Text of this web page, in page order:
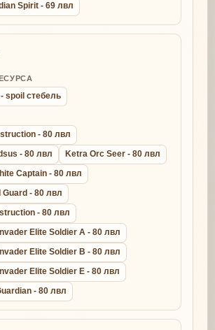
Spirit - 69 лвл
spoil стебель
- 80 лвл
- 80 лвл
Ketra Orc Seer - 80 лвл
Captain - 80 лвл
Guard - 80 лвл
- 80 лвл
Elite Soldier A - 80 лвл
Elite Soldier B - 80 лвл
Elite Soldier E - 80 лвл
- 80 лвл